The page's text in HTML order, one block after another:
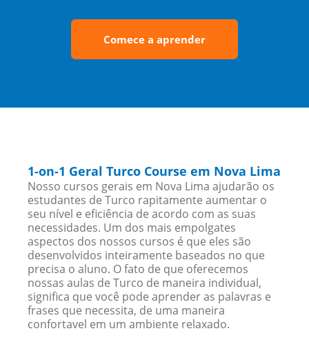
Comece a aprender
1-on-1 Geral Turco Course em Nova Lima
Nosso cursos gerais em Nova Lima ajudarão os
estudantes de Turco rapitamente aumentar o
seu nível e eficiência de acordo com as suas
necessidades. Um dos mais empolgates
aspectos dos nossos cursos é que eles são
desenvolvidos inteiramente baseados no que
precisa o aluno. O fato de que oferecemos
nossas aulas de Turco de maneira individual,
significa que você pode aprender as palavras e
frases que necessita, de uma maneira
confortavel em um ambiente relaxado.